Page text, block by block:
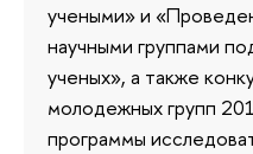
учеными» и
научными группами
ученых», а также
молодежных групп
программы